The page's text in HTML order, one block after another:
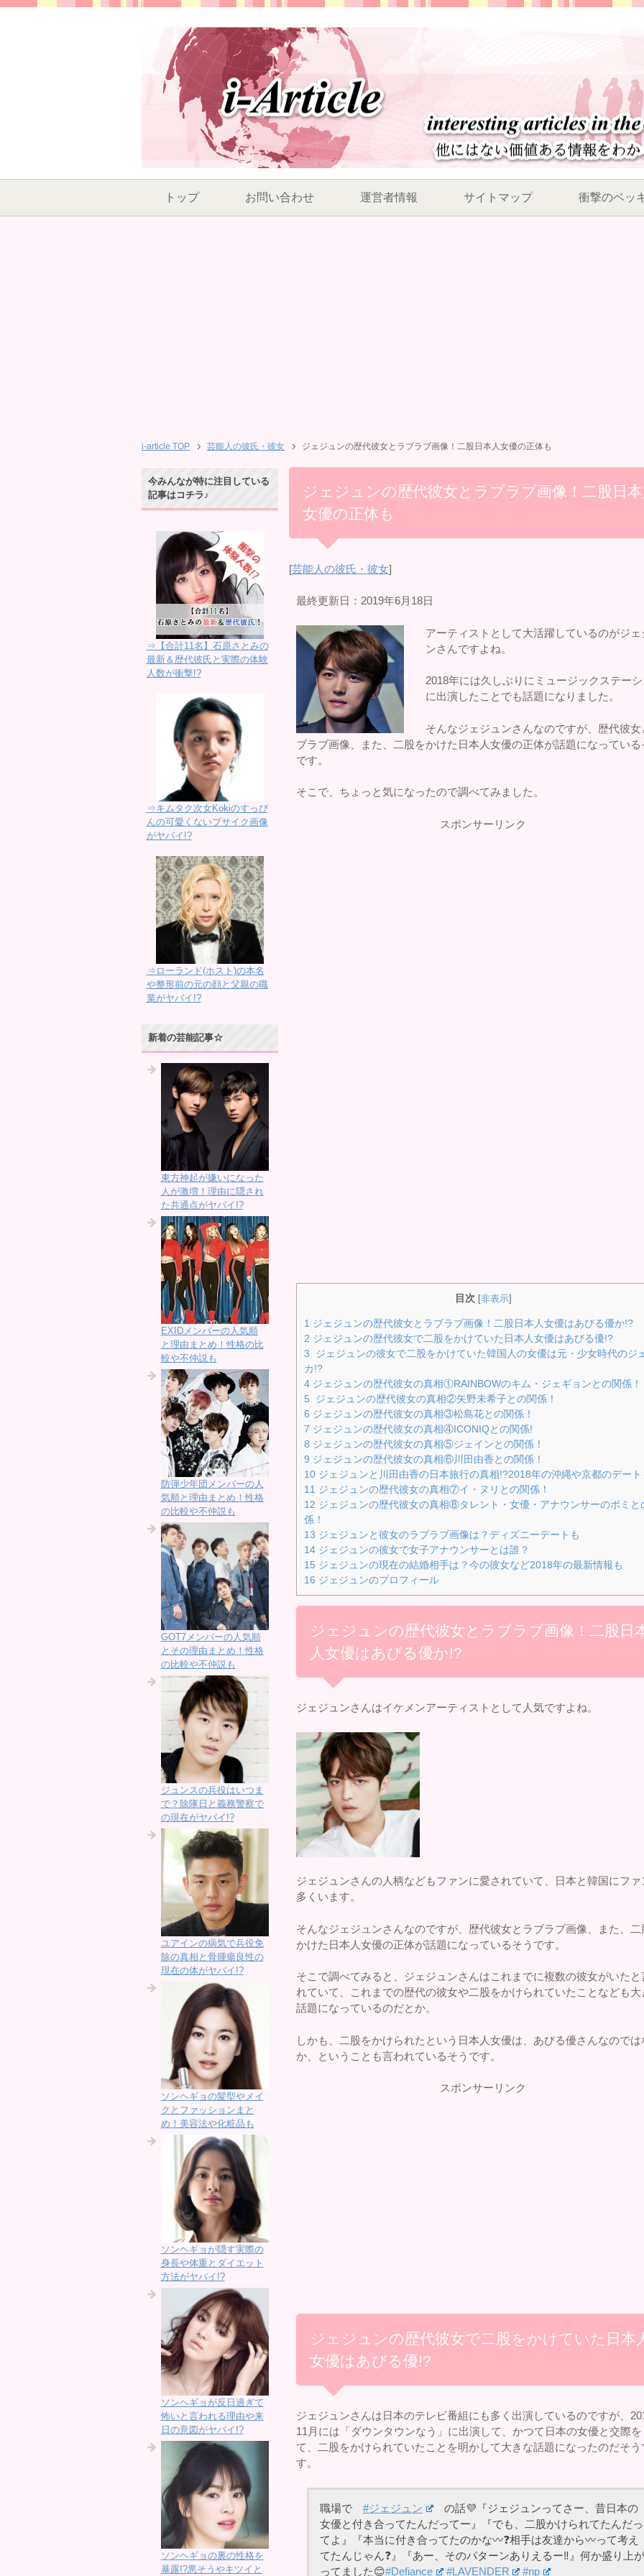
トップ お問い合わせ 運営者情報 サイトマップ 衝撃のベッ
i-article TOP 芸能人の彼氏・彼女 ジェジュンの歴代彼女とラブラブ画像！二股日本人女優の正体も
ジェジュンの歴代彼女とラブラブ画像！二股日本
女優の正体も
[芸能人の彼氏・彼女]
最終更新日：2019年6月18日
アーティストとして大活躍しているのがジェ
ンさんですよね。
2018年には久しぶりにミュージックステー
に出演したことでも話題になりました。
そんなジェジュンさんなのですが、歴代彼女
ブラブ画像、また、二股をかけた日本人女優の正体が話題になっている
です。
そこで、ちょっと気になったので調べてみました。
スポンサーリンク
目次 [非表示]
1 ジェジュンの歴代彼女とラブラブ画像！二股日本人女優はあびる優か!?
2 ジェジュンの歴代彼女で二股をかけていた日本人女優はあびる優!?
3 ジェジュンの彼女で二股をかけていた韓国人の女優は元・少女時代のジ
カ!?
4 ジェジュンの歴代彼女の真相①RAINBOWのキム・ジェギョンとの関係！
5 ジェジュンの歴代彼女の真相②矢野未希子との関係！
6 ジェジュンの歴代彼女の真相③松島花との関係！
7 ジェジュンの歴代彼女の真相④ICONIQとの関係!
8 ジェジュンの歴代彼女の真相⑤ジェインとの関係！
9 ジェジュンの歴代彼女の真相⑥川田由香との関係！
10 ジェジュンと川田由香の日本旅行の真相!?2018年の沖縄や京都のデート
11 ジェジュンの歴代彼女の真相⑦イ・ヌリとの関係！
12 ジェジュンの歴代彼女の真相⑧タレント・女優・アナウンサーのボミと
係！
13 ジェジュンと彼女のラブラブ画像は？ディズニーデートも
14 ジェジュンの彼女で女子アナウンサーとは誰？
15 ジェジュンの現在の結婚相手は？今の彼女など2018年の最新情報も
16 ジェジュンのプロフィール
ジェジュンの歴代彼女とラブラブ画像！二股日
人女優はあびる優か!?
ジェジュンさんはイケメンアーティストとして人気ですよね。
ジェジュンさんの人柄などもファンに愛されていて、日本と韓国にファ
多くいます。
そんなジェジュンさんなのですが、歴代彼女とラブラブ画像、また、二
かけた日本人女優の正体が話題になっているそうです。
そこで調べてみると、ジェジュンさんはこれまでに複数の彼女がいたと
れていて、これまでの歴代の彼女や二股をかけられていたことなども大
話題になっているのだとか。
しかも、二股をかけられたという日本人女優は、あびる優さんなのでは
か、ということも言われているそうです。
スポンサーリンク
ジェジュンの歴代彼女で二股をかけていた日本
女優はあびる優!?
ジェジュンさんは日本のテレビ番組にも多く出演しているのですが、
11月には「ダウンタウンなう」に出演して、かつて日本の女優と交際を
て、二股をかけられていたことを明かして大きな話題になったのだそう
す。
職場で#ジェジュン
の話💜『ジェジュンってさー、昔日本の
女優と付き合ってたんだってー』『でも、二股かけられてたんだっ
てよ』『本当に付き合ってたのかな〰️❓相手は友達から〰️って考え
てたんじゃん❓』『あー、そのパターンありえるー‼️』何か盛り上が
ってました😊#Defiance #LAVENDER #np
今みんなが特に注目している
記事はコチラ♪
⇒【合計11名】石原さとみの
最新＆歴代彼氏と実際の体験
人数が衝撃!?
⇒キムタク次女Kokiのすっぴ
んの可愛くないブサイク画像
がヤバイ!?
⇒ローランド(ホスト)の本名
や整形前の元の顔と父親の職
業がヤバイ!?
新着の芸能記事☆
東方神起が嫌いになった
人が激増！理由に隠され
た共通点がヤバイ!?
EXIDメンバーの人気順
と理由まとめ！性格の比
較や不仲説も
防弾少年団メンバーの人
気順と理由まとめ！性格
の比較や不仲説も
GOT7メンバーの人気順
とその理由まとめ！性格
の比較や不仲説も
ジュンスの兵役はいつま
で？除隊日と義務警察で
の現在がヤバイ!?
ユアインの病気で兵役免
除の真相と骨腫瘍良性の
現在の体がヤバイ!?
ソンヘギョの髪型やメイ
クとファッションまと
め！美容法や化粧品も
ソンヘギョが隠す実際の
身長や体重とダイエット
方法がヤバイ!?
ソンヘギョが反日過ぎて
怖いと言われる理由や来
日の意図がヤバイ!?
ソンヘギョの裏の性格を
暴露!?悪そうやキツイと